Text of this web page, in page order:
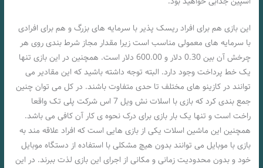
این بازی هم برای افراد ریسک پذیر با سرمایه های بزرگ و هم برای افرادی
با سرمایه های معمولی مناسب است زیرا مقدار مجاز شرط بندی روی هر
چرخش آن بین 0.30 دلار و 600.00 دلار است. همچنین در این بازی تنها
یک خط پرداخت وجود دارد. البته توجه داشته باشید که این مقادیر می
توانند در کازینو های مختلف تا حدی متفاوت باشند. در کل می توان چنین
جمع بندی کرد که بازی با اسلات نش ویل 7 اس شرکت پلی تک واقعا
راخت است و تنها یک بار بازی برای درک نحوه ی کار آن کافی می باشد.
همچنین این ماشین اسلات یکی از بازی هایی است که افراد علاقه مند به
بازی با موبایل می توانند بدون هیچ مشکلی با استفاده از دستگاه موبایل
خود و بدون محدودیت زمانی و مکانی از اجرای این بازی لذت ببرند. در این